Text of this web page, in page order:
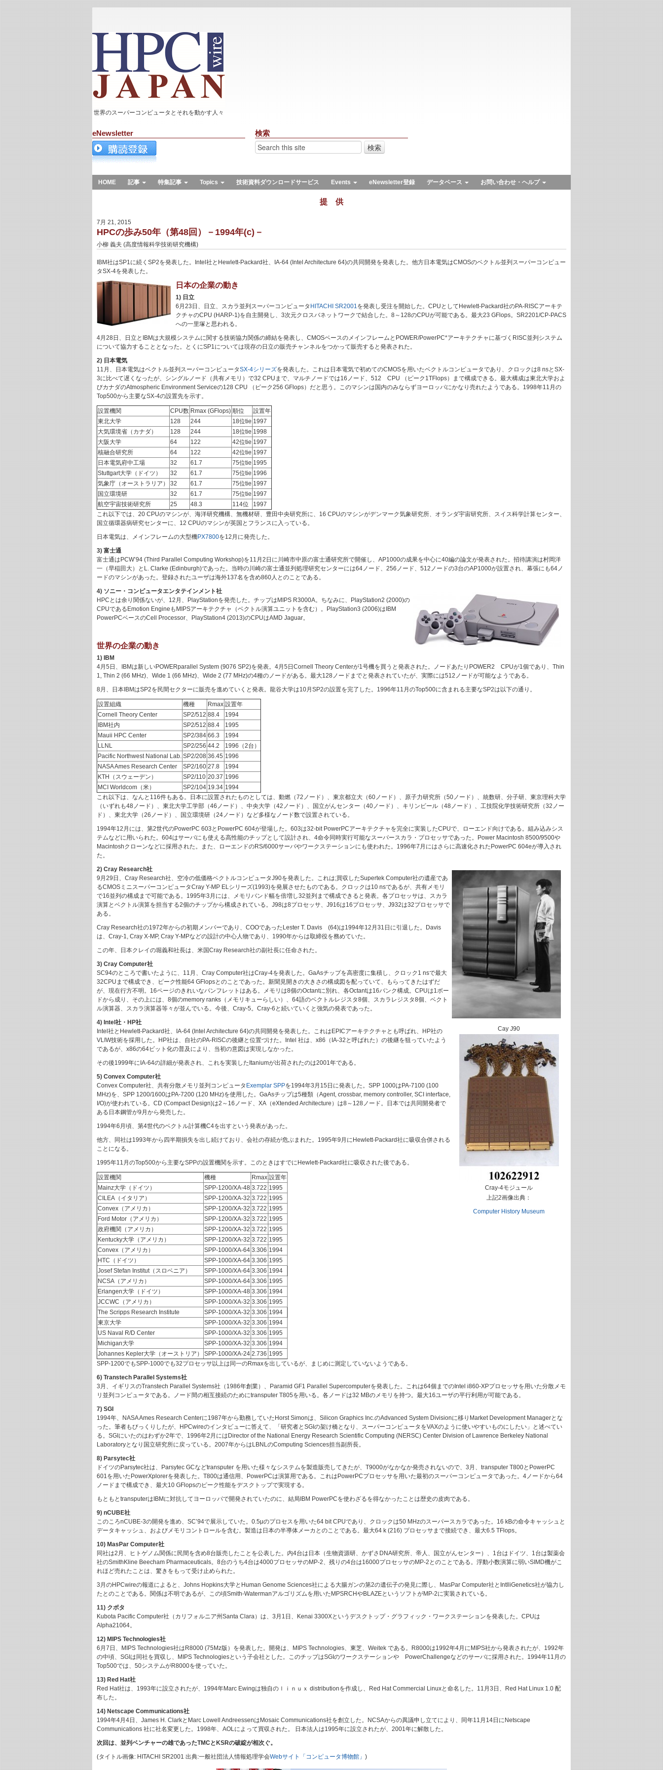
世界のスーパーコンピュータとそれを動かす人々
eNewsletter 検索
HOME 記事 特集記事 Topics 技術資料ダウンロードサービス Events eNewsletter登録 データベース お問い合わせ・ヘルプ
提 供
7月 21, 2015
HPCの歩み50年（第48回）－1994年(c)－
小柳 義夫 (高度情報科学技術研究機構)
IBM社はSP1に続くSP2を発表した。Intel社とHewlett-Packard社、IA-64 (Intel Architecture 64)の共同開発を発表した。他方日本電気はCMOSのベクトル並列スーパーコンピュー
タSX-4を発表した。
日本の企業の動き
1) 日立
6月23日、日立、スカラ並列スーパーコンピュータ HITACHI SR2001を発表し受注を開始した。CPUとしてHewlett-Packard社のPA-RISCアーキテ
クチャのCPU (HARP-1)を自主開発し、3次元クロスバネットワークで結合した。8～128のCPUが可能である。最大23 GFlops。SR2201/CP-PACS
への一里塚と思われる。
4月28日、日立とIBMは大規模システムに関する技術協力関係の締結を発表し、CMOSベースのメインフレームとPOWER/PowerPC*アーキテクチャに基づくRISC並列システム
について協力することとなった。とくにSP1については現存の日立の販売チャンネルをつかって販売すると発表された。
2) 日本電気
11月、日本電気はベクトル並列スーパーコンピュータSX-4シリーズを発表した。これは日本電気で初めてのCMOSを用いたベクトルコンピュータであり、クロックは8 nsとSX-
3に比べて遅くなったが、シングルノード（共有メモリ）で32 CPUまで、マルチノードでは16ノード、512 CPU （ピーク1TFlops）まで構成できる。最大構成は東北大学およ
びカナダのAtmospheric Environment Serviceの128 CPU （ピーク256 GFlops）だと思う。このマシンは国内のみならずヨーロッパにかなり売れたようである。1998年11月の
Top500から主要なSX-4の設置先を示す。
設置機関 CPU数 Rmax (GFlops) 順位
設置年
東北大学
128 244 18位tie 1997
大気環境省（カナダ）
128 244 18位tie 1998
大阪大学
64 122 42位tie 1997
核融合研究所
64 122 42位tie 1997
日本電気府中工場
32 61.7 75位tie 1995
Stuttgart大学（ドイツ）
32 61.7 75位tie 1996
気象庁（オーストラリア）
32 61.7 75位tie 1997
国立環境研
32 61.7 75位tie 1997
航空宇宙技術研究所
25 48.3 114位
1997
これ以下では、20 CPUのマシンが、海洋研究機構、無機材研、豊田中央研究所に、16 CPUのマシンがデンマーク気象研究所、オランダ宇宙研究所、スイス科学計算センター、
国立循環器病研究センターに、12 CPUのマシンが英国とフランスに入っている。
日本電気は、メインフレームの大型機PX7800を12月に発売した。
3) 富士通
富士通はPCW’94 (Third Parallel Computing Workshop)を11月2日に川崎市中原の富士通研究所で開催し、AP1000の成果を中心に40編の論文が発表された。招待講演は村岡洋
一（早稲田大）とL. Clarke (Edinburgh)であった。当時の川崎の富士通並列処理研究センターには64ノード、256ノード、512ノードの3台のAP1000が設置され、幕張にも64ノ
ードのマシンがあった。登録されたユーザは海外137名を含め860人とのことである。
4) ソニー・コンピュータエンタテインメント社
HPCとは余り関係ないが、12月、PlayStationを発売した。チップはMIPS R3000A。ちなみに、PlayStation2 (2000)の
CPUであるEmotion EngineもMIPSアーキテクチャ（ベクトル演算ユニットを含む）。PlayStation3 (2006)はIBM
PowerPCベースのCell Processor、PlayStation4 (2013)のCPUはAMD Jaguar。
世界の企業の動き
1) IBM
4月5日、IBMは新しいPOWERparallel System (9076 SP2)を発表。4月5日Cornell Theory Centerが1号機を買うと発表された。ノードあたりPOWER2 CPUが1個であり、Thin
1, Thin 2 (66 MHz)、Wide 1 (66 MHz)、Wide 2 (77 MHz)の4種のノードがある。最大128ノードまでと発表されていたが、実際には512ノードが可能なようである。
8月、日本IBMはSP2を民間セクターに販売を進めていくと発表。龍谷大学は10月SP2の設置を完了した。1996年11月のTop500に含まれる主要なSP2は以下の通り。
設置組織 機種 Rmax 設置年
Cornell Theory Center
SP2/512 88.4
1994
IBM社内
SP2/512 88.4
1995
Mauii HPC Center
SP2/384 66.3
1994
LLNL
SP2/256 44.2
1996（2台）
Pacific Northwest National Lab. SP2/208 36.45 1996
NASA Ames Research Center
SP2/160 27.8
1994
KTH（スウェーデン）
SP2/110 20.37 1996
MCI Worldcom（米）
SP2/104 19.34 1994
これ以下は、なんと116件もある。日本に設置されたものとしては、動燃（72ノード）、東京都立大（60ノード）、原子力研究所（50ノード）、統数研、分子研、東京理科大学
（いずれも48ノード）、東北大学工学部（46ノード）、中央大学（42ノード）、国立がんセンター（40ノード）、キリンビール（48ノード）、工技院化学技術研究所（32ノー
ド）、東北大学（26ノード）、国立環境研（24ノード）など多様なノード数で設置されている。
1994年12月には、第2世代のPowerPC 603とPowerPC 604が登場した。603は32-bit PowerPCアーキテクチャを完全に実装したCPUで、ローエンド向けである。組み込みシス
テムなどに用いられた。604はサーバにも使える高性能のチップとして設計され、4命令同時実行可能なスーパースカラ・プロセッサであった。Power Macintosh 8500/9500や
Macintoshクローンなどに採用された。また、ローエンドのRS/6000サーバやワークステーションにも使われた。1996年7月にはさらに高速化されたPowerPC 604eが導入され
た。
Cay J90
Cray-4モジュール
上記2画像出典：
Computer History Museum
2) Cray Research社
9月29日、Cray Research社、空冷の低価格ベクトルコンピュータJ90を発表した。これは;買収したSupertek Computer社の遺産であ
るCMOSミニスーパーコンピュータCray Y-MP ELシリーズ(1993)を発展させたものである。クロックは10 nsであるが、共有メモリ
で16並列の構成まで可能である。1995年3月には、メモリバンド幅を倍増し32並列まで構成できると発表。各プロセッサは、スカラ
演算とベクトル演算を担当する2個のチップから構成されている。J98は8プロセッサ、J916は16プロセッサ、J932は32プロセッサで
ある。
Cray Research社の1972年からの初期メンバーであり、COOであったLester T. Davis (64)は1994年12月31日に引退した。Davis
は、Cray-1, Cray X-MP, Cray Y-MPなどの設計の中心人物であり、1990年からは取締役を務めていた。
この年、日本クレイの堀義和社長は、米国Cray Research社の副社長に任命された。
3) Cray Computer社
SC94のところで書いたように、11月、Cray Computer社はCray-4を発表した。GaAsチップを高密度に集積し、クロック1 nsで最大
32CPUまで構成でき、ピーク性能64 GFlopsとのことであった。新聞見開きの大きさの構成図を配っていて、もらってきたはずだ
が、現在行方不明。16ページのきれいなパンフレットはある。メモリは8個のOctantに別れ、各Octantは16バンク構成。CPUは1ボー
ドから成り、その上には、8個のmemory ranks（メモリキューらしい）、64語のベクトルレジスタ8個、スカラレジスタ8個、ベクト
ル演算器、スカラ演算器等々が並んでいる。今後、Cray-5。Cray-6と続いていくと強気の発表であった。
4) Intel社・HP社
Intel社とHewlett-Packard社、IA-64 (Intel Architecture 64)の共同開発を発表した。これはEPICアーキテクチャとも呼ばれ、HP社の
VLIW技術を採用した。HP社は、自社のPA-RISCの後継と位置づけた。Intel 社は、x86（IA-32と呼ばれた）の後継を狙っていたよう
であるが、x86の64ビット化の普及により、当初の意図は実現しなかった。
その後1999年にIA-64の詳細が発表され、これを実装したItaniumが出荷されたのは2001年である。
5) Convex Computer社
Convex Computer社、共有分散メモリ並列コンピュータ Exemplar SPPを1994年3月15日に発表した。SPP 1000はPA-7100 (100
MHz)を、SPP 1200/1600はPA-7200 (120 MHz)を使用した。GaAsチップは5種類（Agent, crossbar, memory controller, SCI interface,
I/O)が使われている。CD (Compact Design)は2～16ノード、XA（eXtended Architecture）は8～128ノード。日本では共同開発者で
ある日本鋼管が9月から発売した。
1994年6月頃、第4世代のベクトル計算機C4を出すという発表があった。
他方、同社は1993年から四半期損失を出し続けており、会社の存続が危ぶまれた。1995年9月にHewlett-Packard社に吸収合併される
ことになる。
1995年11月のTop500から主要なSPPの設置機関を示す。このときはすでにHewlett-Packard社に吸収された後である。
設置機関 機種 Rmax 設置年
Mainz大学（ドイツ）
SPP-1200/XA-48 3.722 1995
CILEA（イタリア）
SPP-1200/XA-32 3.722 1995
Convex（アメリカ）
SPP-1200/XA-32 3.722 1995
Ford Motor（アメリカ）
SPP-1200/XA-32 3.722 1995
政府機関（アメリカ）
SPP-1200/XA-32 3.722 1995
Kentucky大学（アメリカ）
SPP-1200/XA-32 3.722 1995
Convex（アメリカ）
SPP-1000/XA-64 3.306 1994
HTC（ドイツ）
SPP-1000/XA-64 3.306 1995
Josef Stefan Institut（スロベニア）
SPP-1000/XA-64 3.306 1994
NCSA（アメリカ）
SPP-1000/XA-64 3.306 1995
Erlangen大学（ドイツ）
SPP-1000/XA-48 3.306 1994
JCCWC（アメリカ）
SPP-1000/XA-32 3.306 1995
The Scripps Research Institute
SPP-1000/XA-32 3.306 1994
東京大学
SPP-1000/XA-32 3.306 1994
US Naval R/D Center
SPP-1000/XA-32 3.306 1995
Michigan大学
SPP-1000/XA-32 3.306 1994
Johannes Kepler大学（オーストリア）
SPP-1000/XA-24 2.736 1995
SPP-1200でもSPP-1000でも32プロセッサ以上は同一のRmaxを出しているが、まじめに測定していないようである。
6) Transtech Parallel Systems社
3月、イギリスのTranstech Parallel Systems社（1986年創業）、Paramid GF1 Parallel Supercomputerを発表した。これは64個までのIntel i860-XPプロセッサを用いた分散メモ
リ並列コンピュータである。ノード間の相互接続のためにtransputer T805を用いる。各ノードは32 MBのメモリを持つ。最大16ユーザの平行利用が可能である。
7) SGI
1994年、NASA Ames Research Centerに1987年から勤務していたHorst Simonは、Silicon Graphics Inc.のAdvanced System Divisionに移りMarket Development Managerとな
った。筆者もびっくりしたが、HPCwireのインタビューに答えて、「研究者とSGIの架け橋となり、スーパーコンピュータをVAXのように使いやすいものにしたい」と述べてい
る。SGIにいたのはわずか2年で、1996年2月にはDirector of the National Energy Research Scientific Computing (NERSC) Center Division of Lawrence Berkeley National
Laboratoryとなり国立研究所に戻っている。2007年からはLBNLのComputing Sciences担当副所長。
8) Parsytec社
ドイツのParsytec社は、Parsytec GCなどtransputer を用いた様々なシステムを製造販売してきたが、T9000がなかなか発売されないので、3月、transputer T800とPowerPC
601を用いたPowerXplorerを発表した。T800は通信用、PowerPCは演算用である。これはPowerPCプロセッサを用いた最初のスーパーコンピュータであった。4ノードから64
ノードまで構成でき、最大10 GFlopsのピーク性能をデスクトップで実現する。
もともとtransputerはIBMに対抗してヨーロッパで開発されていたのに、結局IBM PowerPCを使わざるを得なかったことは歴史の皮肉である。
9) nCUBE社
このころnCUBE-3の開発を進め、SC’94で展示していた。0.5μのプロセスを用いた64 bit CPUであり、クロックは50 MHzのスーパースカラであった。16 kBの命令キャッシュと
データキャッシュ、およびメモリコントロールを含む。製造は日本の半導体メーカとのことである。最大64 k (216) プロセッサまで接続でき、最大6.5 TFlops。
10) MasPar Computer社
同社は2月、ヒトゲノム関係に民間を含め8台販売したことを公表した。内4台は日本（生物資源研、かずさDNA研究所、帝人、国立がんセンター）、1台はドイツ、1台は製薬会
社のSmithKline Beecham Pharmaceuticals。8台のうち4台は4000プロセッサのMP-2、残りの4台は16000プロセッサのMP-2とのことである。浮動小数演算に弱いSIMD機がこ
れほど売れたことは、驚きをもって受け止められた。
3月のHPCwireの報道によると、Johns Hopkins大学とHuman Genome Sciences社による大腸ガンの第2の遺伝子の発見に際し、MasPar Computer社とIntlliGenetics社が協力し
たとのことである。関係は不明であるが、この頃Smith-Watermanアルゴリズムを用いたMPSRCHやBLAZEというソフトがMP-2に実装されている。
11) クボタ
Kubota Pacific Computer社（カリフォルニア州Santa Clara）は、3月1日、Kenai 3300Xというデスクトップ・グラフィック・ワークステーションを発表した。CPUは
Alpha21064。
12) MIPS Technologies社
6月7日、MIPS Technologies社はR8000 (75Mz版）を発表した。開発は、MIPS Technologies、東芝、Weitek である。R8000は1992年4月にMIPS社から発表されたが、1992年
の中頃、SGIは同社を買収し、MIPS Technologiesという子会社とした。このチップはSGIのワークステーションや PowerChallengeなどのサーバに採用された。1994年11月の
Top500では、50システムがR8000を使っていた。
13) Red Hat社
Red Hat社は、1993年に設立されたが、1994年Marc Ewingは独自のｌｉｎｕｘ distributionを作成し、Red Hat Commercial Linuxと命名した。11月3日、Red Hat Linux 1.0 配
布した。
14) Netscape Communications社
1994年4月4日、James H. ClarkとMarc Lowell AndreessenはMosaic Communications社を創立した。NCSAからの異議申し立てにより、同年11月14日にNetscape
Communications 社に社名変更した。1998年、AOLによって買収された。 日本法人は1995年に設立されたが、2001年に解散した。
次回は、並列ベンチャーの雄であったTMCとKSRの破綻が相次ぐ。
(タイトル画像: HITACHI SR2001 出典:一般社団法人情報処理学会Webサイト「コンピュータ博物館」 )